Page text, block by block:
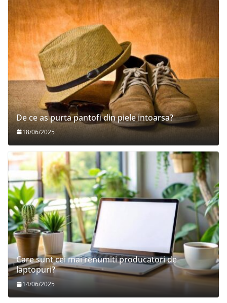
De ce as purta pantofi din piele intoarsa?
18/06/2025
Care sunt cei mai renumiti producatori de
laptopuri?
14/06/2025